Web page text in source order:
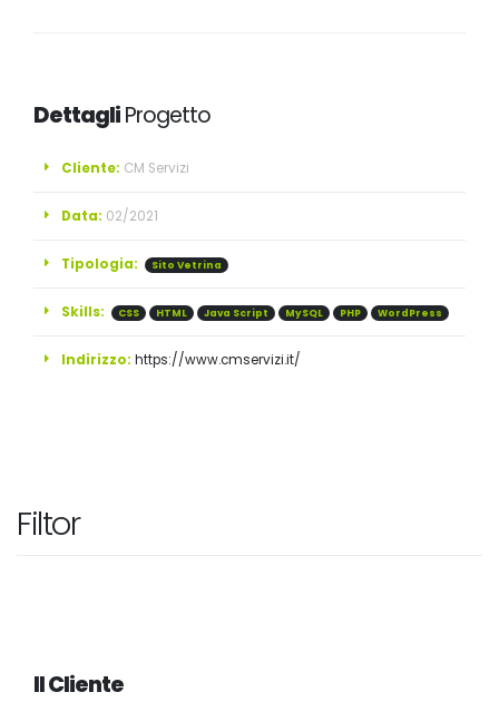
DettagliProgetto
Cliente: CM Servizi
Data: 02/2021
Tipologia: Sito Vetrina
Skills: CSS HTML Java Script MySQL PHP WordPress
Indirizzo: https://www.cmservizi.it/
Filtor
Il Cliente